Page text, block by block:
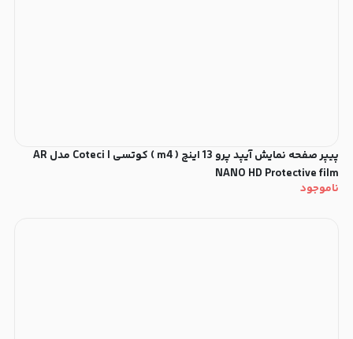
پیپر صفحه نمایش آیپد پرو 13 اینچ ( m4 ) کوتسی | Coteci مدل AR
NANO HD Protective film
ناموجود